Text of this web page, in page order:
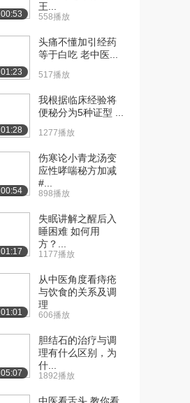
00:53
王...
558播放
01:23
头痛不懂加引经药
等于白吃 老中医...
517播放
01:28
我根据临床经验将
便秘分为5种证型 ...
1277播放
00:54
伤寒论小青龙汤变
应性哮喘秘方加减
#...
898播放
01:17
失眠讲解之醒后入
睡困难 如何用
方？...
1177播放
01:01
从中医角度看痔疮
与饮食的关系及调
理
606播放
05:07
胆结石的治疗与调
理有什么区别，为
什...
1892播放